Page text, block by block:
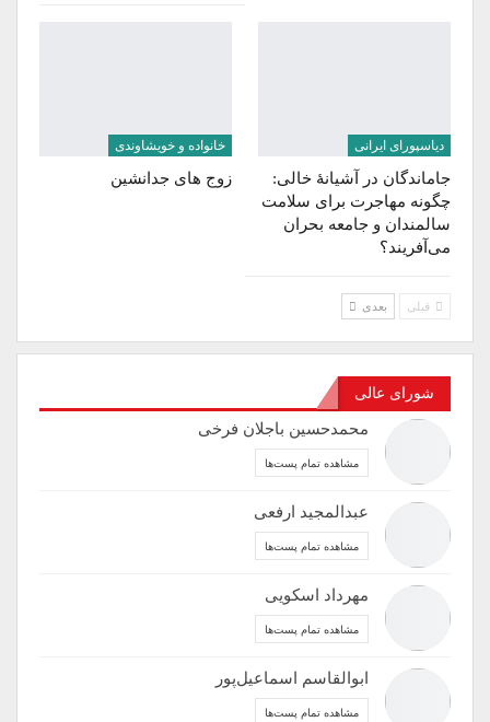
دیاسپورای ایرانی
جاماندگان در آشیانۀ خالی:
چگونه مهاجرت برای سلامت
سالمندان و جامعه بحران
می‌آفریند؟
خانواده و خویشاوندی
زوج های جدانشین
قبلی بعدی
شورای عالی
محمدحسین باجلان فرخی
مشاهده تمام پست‌ها
عبدالمجید ارفعی
مشاهده تمام پست‌ها
مهرداد اسکویی
مشاهده تمام پست‌ها
ابوالقاسم اسماعیل‌پور
مشاهده تمام پست‌ها